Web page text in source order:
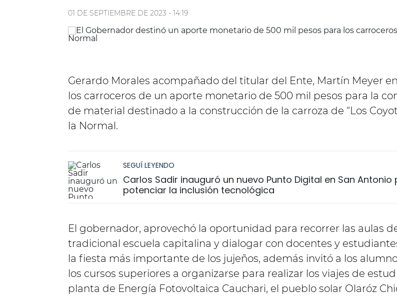
01 DE SEPTIEMBRE DE 2023 - 14:19
Gerardo Morales acompañado del titular del Ente, Martín Meyer
los carroceros de un aporte monetario de 500 mil pesos para la
de material destinado a la construcción de la carroza de “Los
la Normal.
SEGUÍ LEYENDO
Carlos Sadir inauguró un nuevo Punto Digital en San Antonio
potenciar la inclusión tecnológica
El gobernador, aprovechó la oportunidad para recorrer las aulas
tradicional escuela capitalina y dialogar con docentes y
la fiesta más importante de los jujeños, además invitó a los
los cursos superiores a organizarse para realizar los viajes de
planta de Energía Fotovoltaica Cauchari, el pueblo solar Olaróz